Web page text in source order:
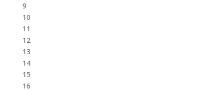
9
10
11
12
13
14
15
16